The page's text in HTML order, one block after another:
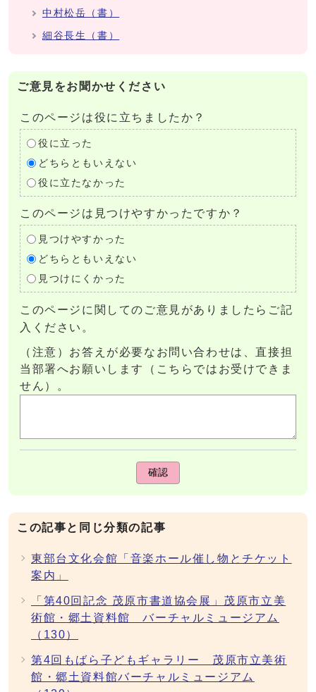
中村松岳（書）
細谷長生（書）
ご意見をお聞かせください
このページは役に立ちましたか？
役に立った
どちらともいえない
役に立たなかった
このページは見つけやすかったですか？
見つけやすかった
どちらともいえない
見つけにくかった
このページに関してのご意見がありましたらご記
入ください。
（注意）お答えが必要なお問い合わせは、直接担
当部署へお願いします（こちらではお受けできま
せん）。
確認
この記事と同じ分類の記事
東部台文化会館「音楽ホール催し物とチケット
案内」
「第40回記念 茂原市書道協会展」茂原市立美
術館・郷土資料館 バーチャルミュージアム
（130）
第4回もばら子どもギャラリー 茂原市立美術
館・郷土資料館バーチャルミュージアム